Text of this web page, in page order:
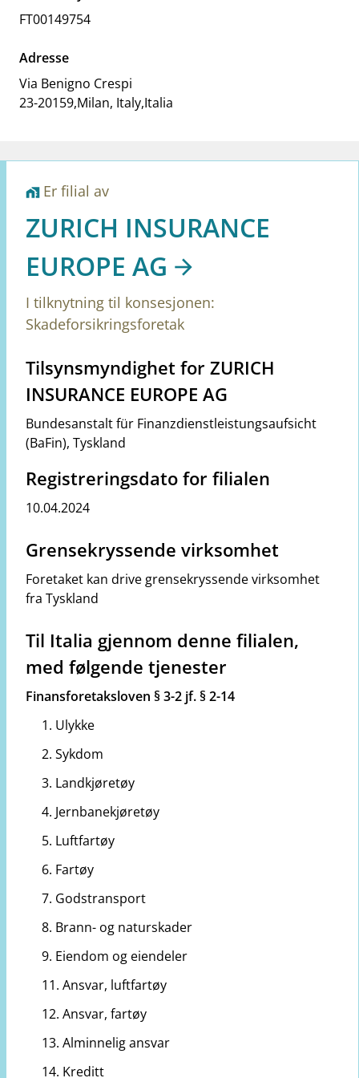
work_outlineJobb hos oss
notifications_none Abonner på nyhetsvarsel
FT00149754
Adresse
Via Benigno Crespi
23-20159,Milan, Italy,Italia
home_work Er filial av
ZURICH INSURANCE
EUROPE AG
I tilknytning til konsesjonen:
Skadeforsikringsforetak
Tilsynsmyndighet for ZURICH
INSURANCE EUROPE AG
Bundesanstalt für Finanzdienstleistungsaufsicht
(BaFin), Tyskland
Registreringsdato for filialen
10.04.2024
Grensekryssende virksomhet
Foretaket kan drive grensekryssende virksomhet
fra Tyskland
Til Italia gjennom denne filialen,
med følgende tjenester
Finansforetaksloven § 3-2 jf. § 2-14
1. Ulykke
2. Sykdom
3. Landkjøretøy
4. Jernbanekjøretøy
5. Luftfartøy
6. Fartøy
7. Godstransport
8. Brann- og naturskader
9. Eiendom og eiendeler
11. Ansvar, luftfartøy
12. Ansvar, fartøy
13. Alminnelig ansvar
14. Kreditt